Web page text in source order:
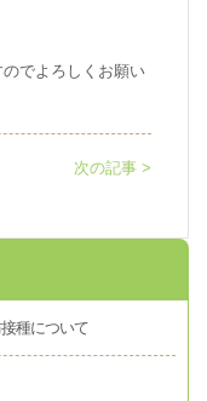
でよろしくお願い
次の記事 >
種について